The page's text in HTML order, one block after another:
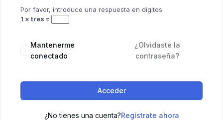
Por favor, introduce una respuesta en dígitos:
1 × tres =
Mantenerme
conectado
¿Olvidaste la
contraseña?
Acceder
¿No tienes una cuenta?Regístrate ahora